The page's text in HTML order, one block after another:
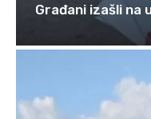
Građani izašli na